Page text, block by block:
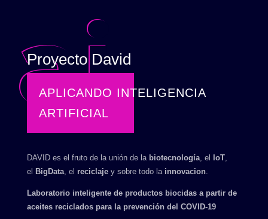
ai
Proyecto David
APLICANDO INTELIGENCIA
ARTIFICIAL
DAVID es el fruto de la unión de la biotecnología, el IoT,
el BigData, el reciclajey sobre todo la innovacion.
Laboratorio inteligente de productos biocidas a partir de
aceites reciclados para la prevención del COVID-19